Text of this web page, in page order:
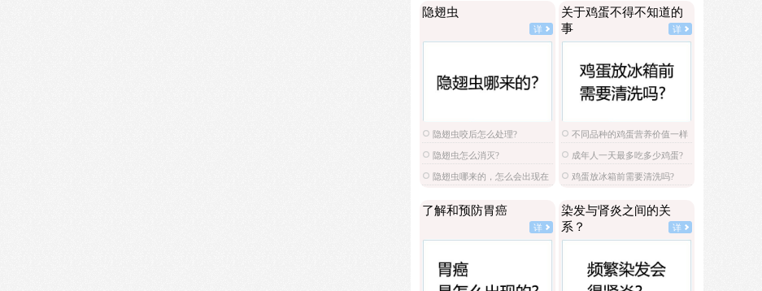
隐翅虫
详
隐翅虫咬后怎么处理?
隐翅虫怎么消灭?
隐翅虫哪来的，怎么会出现在
关于鸡蛋不得不知道的
事
详
不同品种的鸡蛋营养价值一样
吗? 成年人一天最多吃多少鸡蛋?
鸡蛋放冰箱前需要清洗吗?
了解和预防胃癌
详
染发与肾炎之间的关
系？
详